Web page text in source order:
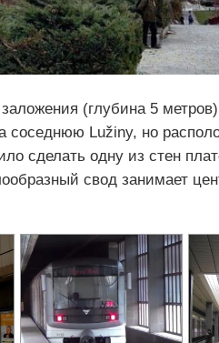
(глубина 5
соседнюю Lužiny, но
сделать одну из стен
свод занимает